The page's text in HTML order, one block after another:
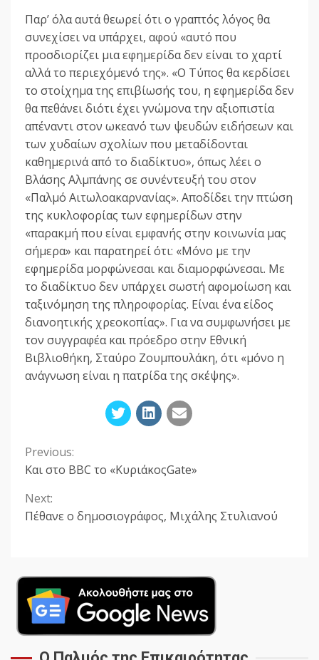
Παρ’ όλα αυτά θεωρεί ότι ο γραπτός λόγος θα
συνεχίσει να υπάρχει, αφού «αυτό που
προσδιορίζει μια εφημερίδα δεν είναι το χαρτί
αλλά το περιεχόμενό της». «Ο Τύπος θα κερδίσει
το στοίχημα της επιβίωσής του, η εφημερίδα δεν
θα πεθάνει διότι έχει γνώμονα την αξιοπιστία
απέναντι στον ωκεανό των ψευδών ειδήσεων και
των χυδαίων σχολίων που μεταδίδονται
καθημερινά από το διαδίκτυο», όπως λέει ο
Βλάσης Αλμπάνης σε συνέντευξή του στον
«Παλμό Αιτωλοακαρνανίας». Αποδίδει την πτώση
της κυκλοφορίας των εφημερίδων στην
«παρακμή που είναι εμφανής στην κοινωνία μας
σήμερα» και παρατηρεί ότι: «Μόνο με την
εφημερίδα μορφώνεσαι και διαμορφώνεσαι. Με
το διαδίκτυο δεν υπάρχει σωστή αφομοίωση και
ταξινόμηση της πληροφορίας. Είναι ένα είδος
διανοητικής χρεοκοπίας». Για να συμφωνήσει με
τον συγγραφέα και πρόεδρο στην Εθνική
Βιβλιοθήκη, Σταύρο Ζουμπουλάκη, ότι «μόνο η
ανάγνωση είναι η πατρίδα της σκέψης».
Continue
Reading
Previous:
Και στο BBC το «ΚυριάκοςGate»
Next:
Πέθανε ο δημοσιογράφος, Μιχάλης Στυλιανού